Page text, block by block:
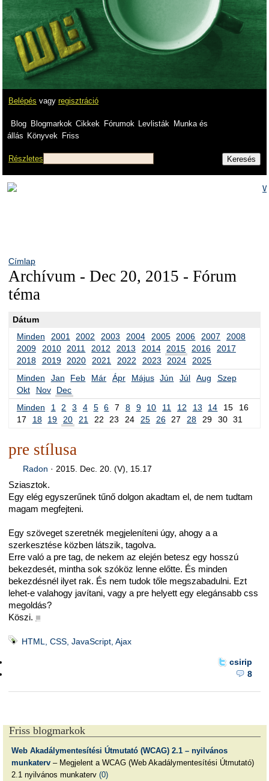
Belépés vagy regisztráció
Blog Blogmarkok Cikkek Fórumok Levlisták
Munka és
állás Könyvek Friss
Részletes
Címlap
Archívum - Dec 20, 2015 - Fórum
téma
Dátum
Minden
2001 2002 2003 2004 2005 2006 2007
2008
2009
2010 2011 2012 2013 2014 2015 2016
2017
2018
2019 2020 2021 2022 2023 2024
2025
Minden
Jan Feb Már Ápr Május Jún Júl Aug
Szep
Okt
Nov
Dec
Minden
1 2 3 4 5 6 7 8 9 10 11 12 13 14 15
16
17
18 19 20 21 22 23 24 25 26 27 28 29 30 31
pre stílusa
Radon · 2015. Dec. 20. (V), 15.17
Sziasztok.
Egy elég egyszerűnek tűnő dolgon akadtam el, de nem tudtam
magam megfejteni.
Egy szöveget szeretnék megjeleníteni úgy, ahogy a a
szerkesztése közben látszik, tagolva.
Erre való a pre tag, de nekem az elején betesz egy hosszú
bekezdesét, mintha sok szóköz lenne előtte. És minden
bekezdésnél ilyet rak. És nem tudok tőle megszabadulni. Ezt
lehet-e valahogy javítani, vagy a pre helyett egy elegánsabb css
megoldás?
Köszi. ■
HTML, CSS, JavaScript, Ajax
csirip
8
Friss blogmarkok
Web Akadálymentesítési Útmutató (WCAG) 2.1 – nyilvános
munkaterv– Megjelent a WCAG (Web Akadálymentesítési Útmutató)
2.1 nyilvános munkaterv (0)